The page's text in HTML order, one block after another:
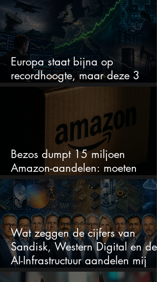
Europa staat bijna op
recordhoogte, maar deze 3
sectoren vallen nu op
Bezos dumpt 15 miljoen
Amazon-aandelen: moeten
beleggers zich zorgen maken?
Wat zeggen de cijfers van
Sandisk, Western Digital en de
AI-Infrastructuur aandelen mij
werkelijk